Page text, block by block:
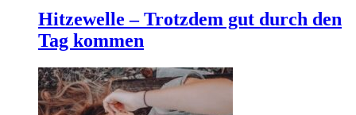
Hitzewelle – Trotzdem gut durch den
Tag kommen